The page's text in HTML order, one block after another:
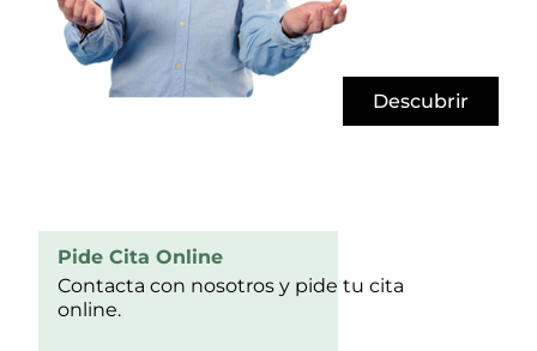
Descubrir
Pide Cita Online
Contacta con nosotros y pide tu cita
online.